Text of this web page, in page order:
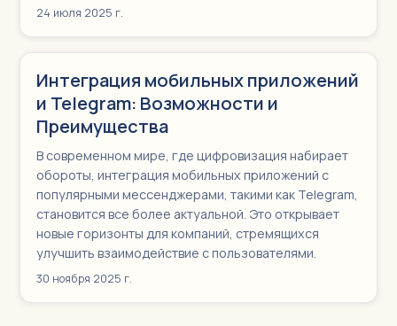
24 июля 2025 г.
Интеграция мобильных приложений
и Telegram: Возможности и
Преимущества
В современном мире, где цифровизация набирает
обороты, интеграция мобильных приложений с
популярными мессенджерами, такими как Telegram,
становится все более актуальной. Это открывает
новые горизонты для компаний, стремящихся
улучшить взаимодействие с пользователями.
30 ноября 2025 г.